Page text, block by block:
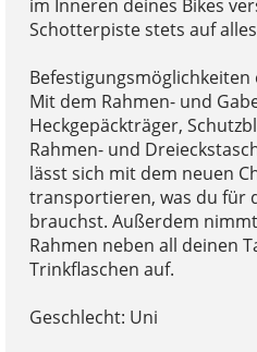
im Inneren deines Bikes
Schotterpiste stets auf
Befestigungsmöglichkeiten
Mit dem Rahmen- und
Heckgepäckträger,
Rahmen- und
lässt sich mit dem neuen
transportieren, was du für
brauchst. Außerdem
Rahmen neben all deinen
Trinkflaschen auf.
Geschlecht: Uni